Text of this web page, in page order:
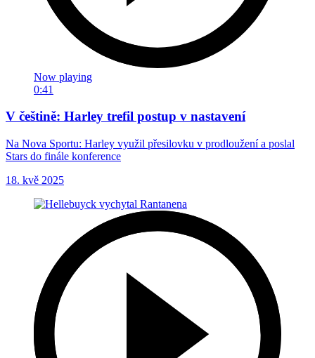
Now playing
0:41
V češtině: Harley trefil postup v nastavení
Na Nova Sportu: Harley využil přesilovku v prodloužení a poslal
Stars do finále konference
18. kvě 2025